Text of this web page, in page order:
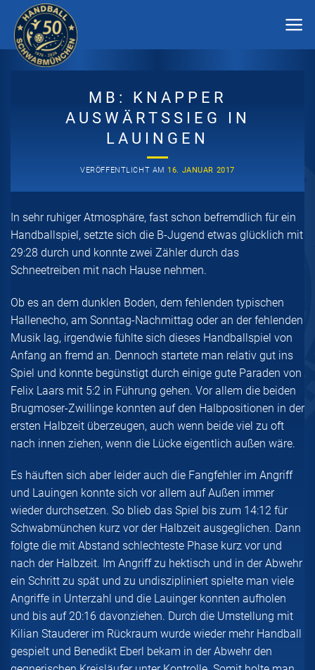
Inhalt
springen
MB: KNAPPER
AUSWÄRTSSIEG IN
LAUINGEN
VERÖFFENTLICHT AM 16. JANUAR 2017
In sehr ruhiger Atmosphäre, fast schon befremdlich für ein
Handballspiel, setzte sich die B-Jugend etwas glücklich mit
29:28 durch und konnte zwei Zähler durch das
Schneetreiben mit nach Hause nehmen.
Ob es an dem dunklen Boden, dem fehlenden typischen
Hallenecho, am Sonntag-Nachmittag oder an der fehlenden
Musik lag, irgendwie fühlte sich dieses Handballspiel von
Anfang an fremd an. Dennoch startete man relativ gut ins
Spiel und konnte begünstigt durch einige gute Paraden von
Felix Laars mit 5:2 in Führung gehen. Vor allem die beiden
Brugmoser-Zwillinge konnten auf den Halbpositionen in der
ersten Halbzeit überzeugen, auch wenn beide viel zu oft
nach innen ziehen, wenn die Lücke eigentlich außen wäre.
Es häuften sich aber leider auch die Fangfehler im Angriff
und Lauingen konnte sich vor allem auf Außen immer
wieder durchsetzen. So blieb das Spiel bis zum 14:12 für
Schwabmünchen kurz vor der Halbzeit ausgeglichen. Dann
folgte die mit Abstand schlechteste Phase kurz vor und
nach der Halbzeit. Im Angriff zu hektisch und in der Abwehr
ein Schritt zu spät und zu undiszipliniert spielte man viele
Angriffe in Unterzahl und die Lauinger konnten aufholen
und bis auf 20:16 davonziehen. Durch die Umstellung mit
Kilian Stauderer im Rückraum wurde wieder mehr Handball
gespielt und Benedikt Eberl bekam in der Abwehr den